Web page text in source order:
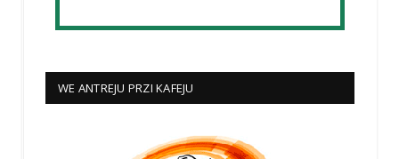
WE ANTREJU PRZI KAFEJU